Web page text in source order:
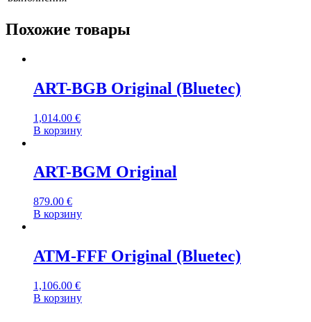
Похожие товары
ART-BGB Original (Bluetec)
1,014.00 €
В корзину
ART-BGM Original
879.00 €
В корзину
ATM-FFF Original (Bluetec)
1,106.00 €
В корзину